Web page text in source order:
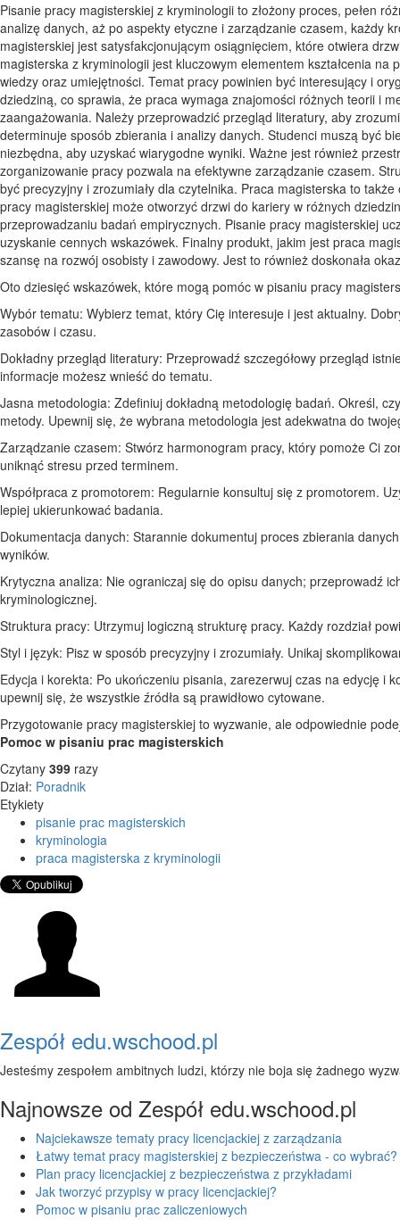
Pisanie pracy magisterskiej z kryminologii to złożony proces, pełen
analizę danych, aż po aspekty etyczne i zarządzanie czasem, każdy
magisterskiej jest satysfakcjonującym osiągnięciem, które otwiera
magisterska z kryminologii jest kluczowym elementem kształcenia
wiedzy oraz umiejętności. Temat pracy powinien być interesujący i
dziedziną, co sprawia, że praca wymaga znajomości różnych teorii i
zaangażowania. Należy przeprowadzić przegląd literatury, aby
determinuje sposób zbierania i analizy danych. Studenci muszą być
niezbędna, aby uzyskać wiarygodne wyniki. Ważne jest również
zorganizowanie pracy pozwala na efektywne zarządzanie czasem.
być precyzyjny i zrozumiały dla czytelnika. Praca magisterska to
pracy magisterskiej może otworzyć drzwi do kariery w różnych
przeprowadzaniu badań empirycznych. Pisanie pracy magisterskiej
uzyskanie cennych wskazówek. Finalny produkt, jakim jest praca
szansę na rozwój osobisty i zawodowy. Jest to również doskonała
Oto dziesięć wskazówek, które mogą pomóc w pisaniu pracy
Wybór tematu: Wybierz temat, który Cię interesuje i jest aktualny.
zasobów i czasu.
Dokładny przegląd literatury: Przeprowadź szczegółowy przegląd
informacje możesz wnieść do tematu.
Jasna metodologia: Zdefiniuj dokładną metodologię badań. Określ,
metody. Upewnij się, że wybrana metodologia jest adekwatna do
Zarządzanie czasem: Stwórz harmonogram pracy, który pomoże Ci
uniknąć stresu przed terminem.
Współpraca z promotorem: Regularnie konsultuj się z promotorem.
lepiej ukierunkować badania.
Dokumentacja danych: Starannie dokumentuj proces zbierania
wyników.
Krytyczna analiza: Nie ograniczaj się do opisu danych; przeprowadź
kryminologicznej.
Struktura pracy: Utrzymuj logiczną strukturę pracy. Każdy rozdział
Styl i język: Pisz w sposób precyzyjny i zrozumiały. Unikaj
Edycja i korekta: Po ukończeniu pisania, zarezerwuj czas na edycję i
upewnij się, że wszystkie źródła są prawidłowo cytowane.
Przygotowanie pracy magisterskiej to wyzwanie, ale odpowiednie
Pomoc w pisaniu prac magisterskich
Czytany 399 razy
Dział: Poradnik
Etykiety
pisanie prac magisterskich
kryminologia
praca magisterska z kryminologii
Zespół edu.wschood.pl
Jesteśmy zespołem ambitnych ludzi, którzy nie boja się żadnego
Najnowsze od Zespół edu.wschood.pl
Najciekawsze tematy pracy licencjackiej z zarządzania
Łatwy temat pracy magisterskiej z bezpieczeństwa - co wybrać?
Plan pracy licencjackiej z bezpieczeństwa z przykładami
Jak tworzyć przypisy w pracy licencjackiej?
Pomoc w pisaniu prac zaliczeniowych